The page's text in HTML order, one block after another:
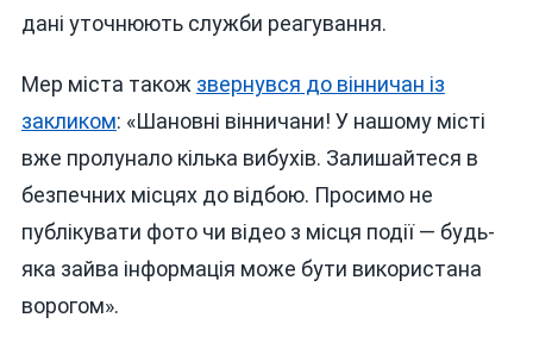
дані уточнюють служби реагування.
Мер міста також звернувся до вінничан із
закликом: «Шановні вінничани! У нашому місті
вже пролунало кілька вибухів. Залишайтеся в
безпечних місцях до відбою. Просимо не
публікувати фото чи відео з місця події — будь-
яка зайва інформація може бути використана
ворогом».